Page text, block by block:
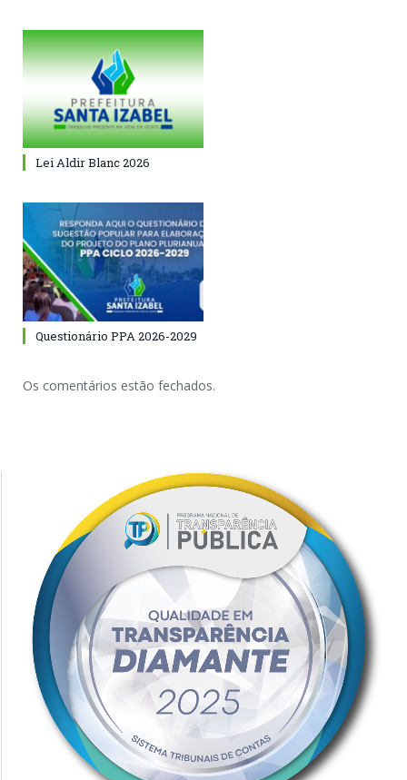
Lei Aldir Blanc 2026
Questionário PPA 2026-2029
Os comentários estão fechados.